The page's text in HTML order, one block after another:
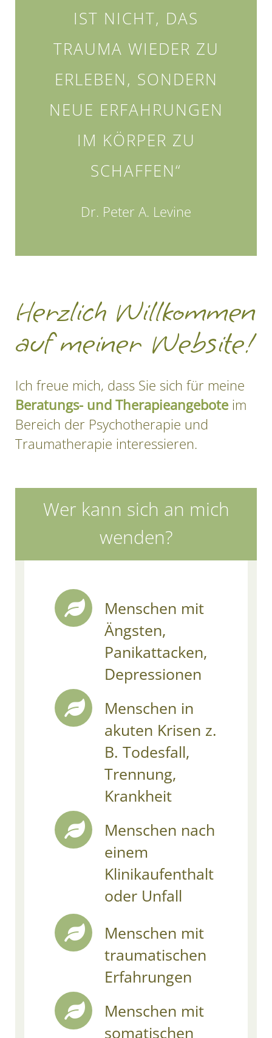
IST NICHT, DAS
TRAUMA WIEDER ZU
ERLEBEN, SONDERN
NEUE ERFAHRUNGEN
IM KÖRPER ZU
SCHAFFEN“
Dr. Peter A. Levine
Herzlich Willkommen
auf meiner Website!
Ich freue mich, dass Sie sich für meine
Beratungs- und Therapieangebote im
Bereich der Psychotherapie und
Traumatherapie interessieren.
Wer kann sich an mich
wenden?
Menschen mit
Ängsten,
Panikattacken,
Depressionen
Menschen in
akuten Krisen z.
B. Todesfall,
Trennung,
Krankheit
Menschen nach
einem
Klinikaufenthalt
oder Unfall
Menschen mit
traumatischen
Erfahrungen
Menschen mit
somatischen